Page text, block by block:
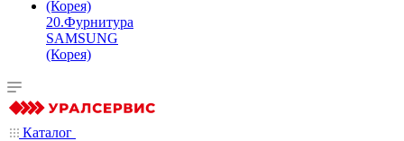
20.Фурнитура
SAMSUNG
(Корея)
Каталог